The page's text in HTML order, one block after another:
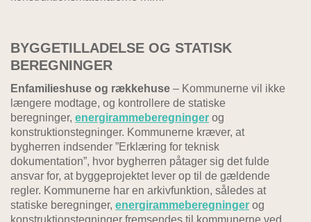
BYGGETILLADELSE OG STATISK
BEREGNINGER
Enfamilieshuse og rækkehuse – Kommunerne vil ikke
længere modtage, og kontrollere de statiske
beregninger, energirammeberegninger og
konstruktionstegninger. Kommunerne kræver, at
bygherren indsender ”Erklæring for teknisk
dokumentation”, hvor bygherren påtager sig det fulde
ansvar for, at byggeprojektet lever op til de gældende
regler. Kommunerne har en arkivfunktion, således at
statiske beregninger, energirammeberegninger og